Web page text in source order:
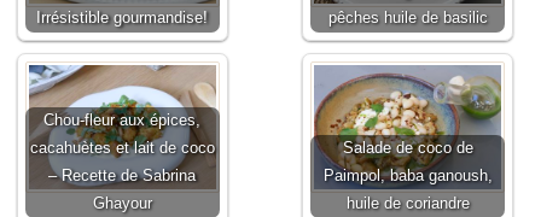
Irrésistible gourmandise!
pêches huile de basilic
Chou-fleur aux épices,
cacahuètes et lait de coco
– Recette de Sabrina
Ghayour
Salade de coco de
Paimpol, baba ganoush,
huile de coriandre